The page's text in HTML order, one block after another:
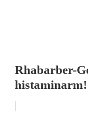
Rhabarber-
histaminarm!